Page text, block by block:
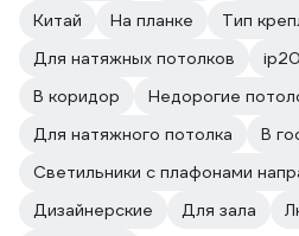
Китай
На планке
Тип
Для натяжных потолков
ip20
В коридор
Недорогие
Для натяжного потолка
В
Светильники с плафонами
Дизайнерские
Для зала